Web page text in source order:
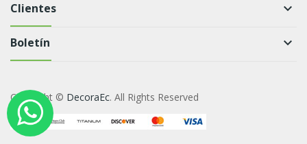
Clientes keyboard_arrow_down
Boletín keyboard_arrow_down
Copyright © DecoraEc. All Rights Reserved